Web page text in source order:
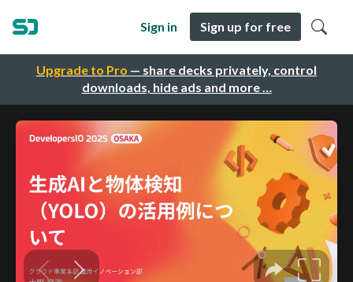
Upgrade to Pro — share decks privately, control
downloads, hide ads and more …
Sign in Sign up for free